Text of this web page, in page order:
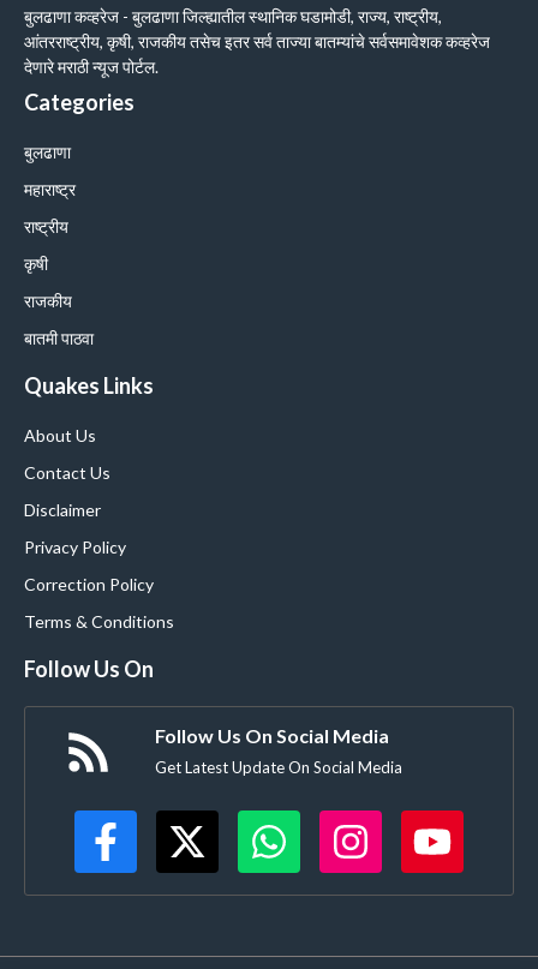
बुलढाणा कव्हरेज - बुलढाणा जिल्ह्यातील स्थानिक घडामोडी, राज्य, राष्ट्रीय,
आंतरराष्ट्रीय, कृषी, राजकीय तसेच इतर सर्व ताज्या बातम्यांचे सर्वसमावेशक कव्हरेज
देणारे मराठी न्यूज पोर्टल.
Categories
बुलढाणा
महाराष्ट्र
राष्ट्रीय
कृषी
राजकीय
बातमी पाठवा
Quakes Links
About Us
Contact Us
Disclaimer
Privacy Policy
Correction Policy
Terms & Conditions
Follow Us On
Follow Us On Social Media
Get Latest Update On Social Media